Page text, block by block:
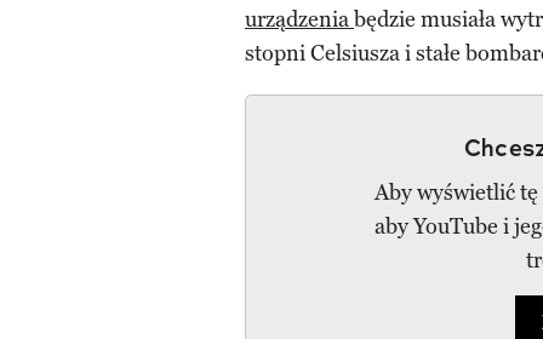
urządzeniabędzie musiała
stopni Celsiusza i stałe
Aby wyświetlić
aby YouTube i